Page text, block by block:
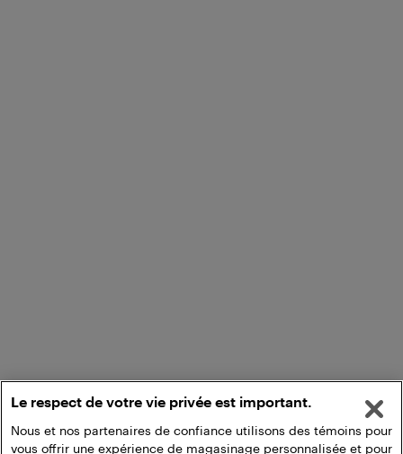
Le respect de votre vie privée est important.
Nous et nos partenaires de confiance utilisons des témoins pour
vous offrir une expérience de magasinage personnalisée et pour